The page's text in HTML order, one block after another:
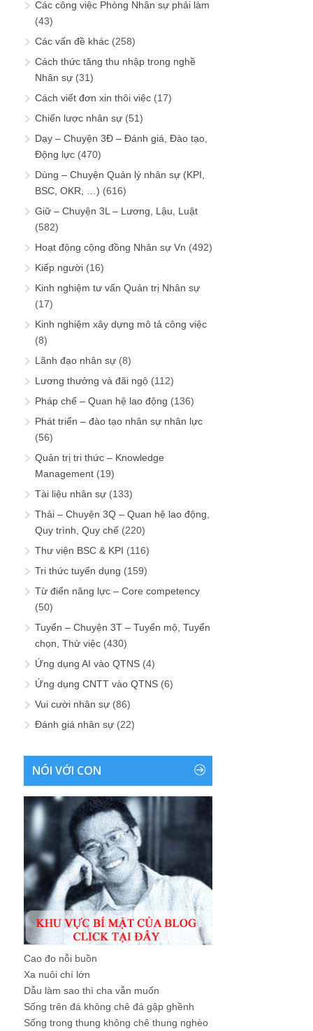
Các công việc Phòng Nhân sự phải làm
(43)
Các vấn đề khác (258)
Cách thức tăng thu nhập trong nghề
Nhân sự (31)
Cách viết đơn xin thôi việc (17)
Chiến lược nhân sự (51)
Dạy – Chuyện 3Đ – Đánh giá, Đào tạo,
Động lực (470)
Dùng – Chuyện Quản lý nhân sự (KPI,
BSC, OKR, …) (616)
Giữ – Chuyện 3L – Lương, Lậu, Luật
(582)
Hoạt động cộng đồng Nhân sự Vn (492)
Kiếp người (16)
Kinh nghiệm tư vấn Quản trị Nhân sự
(17)
Kinh nghiệm xây dựng mô tả công việc
(8)
Lãnh đạo nhân sự (8)
Lương thưởng và đãi ngộ (112)
Pháp chế – Quan hệ lao động (136)
Phát triển – đào tạo nhân sự nhân lực
(56)
Quản trị tri thức – Knowledge
Management (19)
Tài liệu nhân sự (133)
Thải – Chuyện 3Q – Quan hệ lao động,
Quy trình, Quy chế (220)
Thư viện BSC & KPI (116)
Tri thức tuyển dụng (159)
Từ điển năng lực – Core competency
(50)
Tuyển – Chuyện 3T – Tuyển mộ, Tuyển
chọn, Thử việc (430)
Ứng dụng AI vào QTNS (4)
Ứng dụng CNTT vào QTNS (6)
Vui cười nhân sự (86)
Đánh giá nhân sự (22)
NÓI VỚI CON
Cao đo nỗi buồn
Xa nuôi chí lớn
Dẫu làm sao thì cha vẫn muốn
Sống trên đá không chê đá gập ghềnh
Sống trong thung không chê thung nghèo